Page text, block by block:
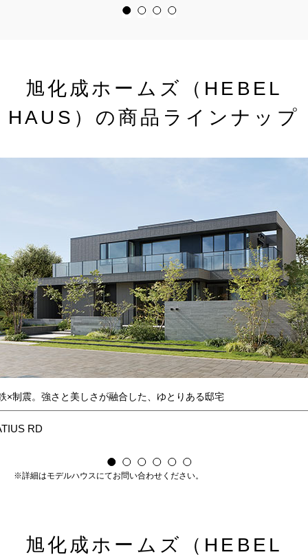
旭化成ホームズ（HEBEL
HAUS）の商品ラインナップ
×制震。強さと美しさが融合した、ゆとりある邸宅
RD
※詳細はモデルハウスにてお問い合わせください。
旭化成ホームズ（HEBEL